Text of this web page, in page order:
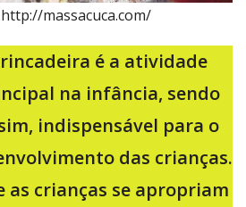
massacuca.com/
é a atividade
na infância, sendo
indispensável para o
das crianças.
as crianças se apropriam